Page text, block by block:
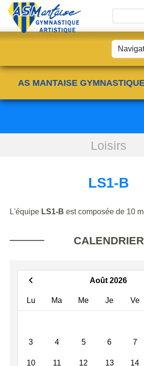
AS MANTAISE
Loisirs
LS1-B
LS1-B
L'équipe LS1-B est composée de 10
CALENDRIER
Août 2026
Lu Ma Me Je Ve
3 4 5 6 7
10 11 12 13 14
Panneau de gestion des cookies